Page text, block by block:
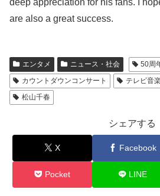
deep appreciation for his fans. I
are also a great success.
エンタメ ニュース・社会
50周
カウントダウンコンサート
テレビ音
松山千春
シェアする
X Facebook
Pocket LINE